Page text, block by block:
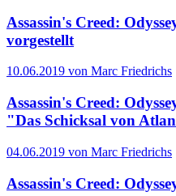
Assassin's Creed:
vorgestellt
10.06.2019 von Marc Friedrichs
Assassin's Creed:
"Das Schicksal von
04.06.2019 von Marc Friedrichs
Assassin's Creed: